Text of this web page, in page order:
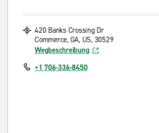
420 Banks Crossing Dr
Commerce, GA, US, 30529
Wegbeschreibung
+1 706-336-8450